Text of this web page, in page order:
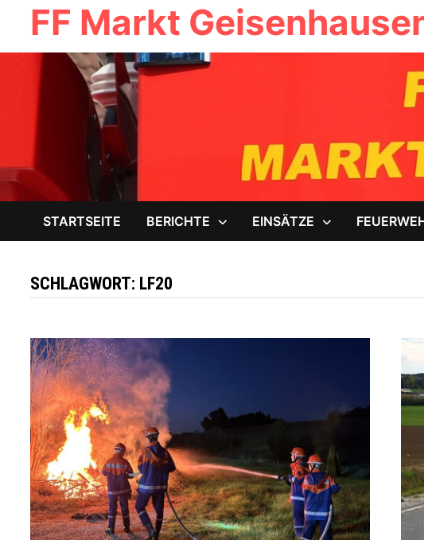
Inhalt
springen
FF Markt
STARTSEITE BERICHTE EINSÄTZE
SCHLAGWORT: LF20